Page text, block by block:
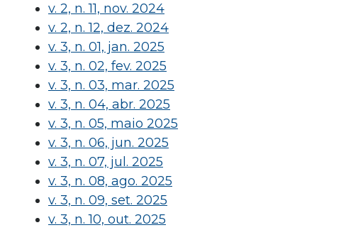
v. 2, n. 11, nov. 2024
v. 2, n. 12, dez. 2024
v. 3, n. 01, jan. 2025
v. 3, n. 02, fev. 2025
v. 3, n. 03, mar. 2025
v. 3, n. 04, abr. 2025
v. 3, n. 05, maio 2025
v. 3, n. 06, jun. 2025
v. 3, n. 07, jul. 2025
v. 3, n. 08, ago. 2025
v. 3, n. 09, set. 2025
v. 3, n. 10, out. 2025